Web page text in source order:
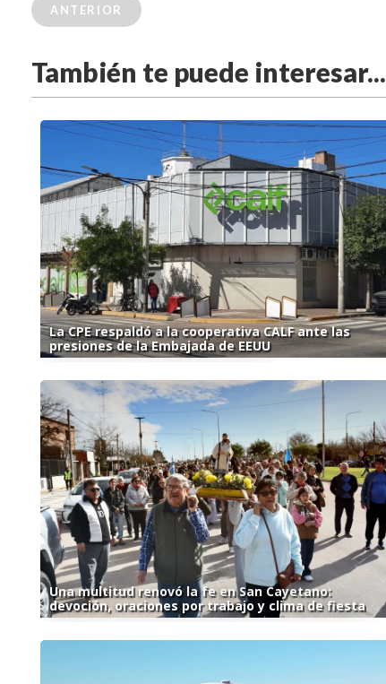
ANTERIOR
También te puede interesar...
La CPE respaldó a la cooperativa CALF ante las
presiones de la Embajada de EEUU
Una multitud renovó la fe en San Cayetano:
devoción, oraciones por trabajo y clima de fiesta